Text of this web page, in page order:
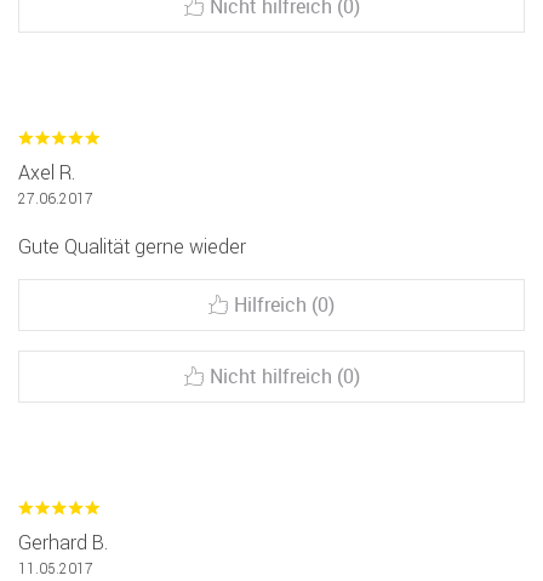
Nicht hilfreich (0)
Axel R.
27.06.2017
Gute Qualität gerne wieder
Hilfreich (0)
Nicht hilfreich (0)
Gerhard B.
11.05.2017